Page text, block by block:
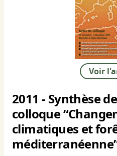
Voir
2011 - Synthèse
colloque
climatiques et